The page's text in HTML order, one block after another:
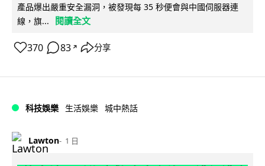
產品爆出嚴重安全漏洞，被發現每 35 秒便會與中國伺服器連
線，旗...
閱讀全文
370 83 ↗ 分享
科技娛樂 生活娛樂 城中熱話
Lawton 1 日